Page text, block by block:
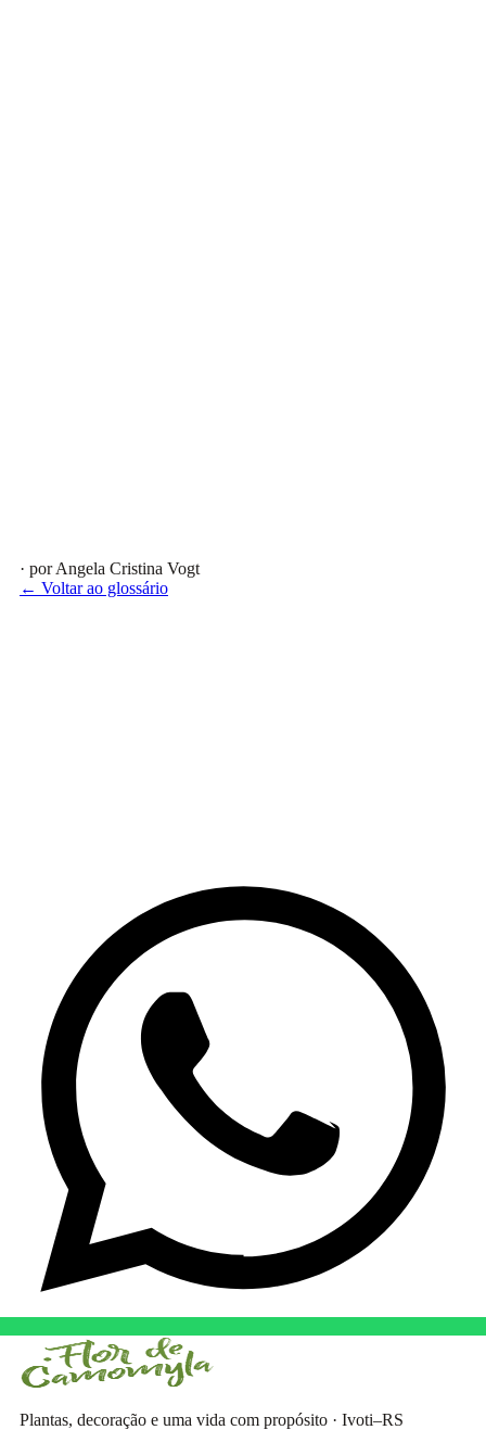
· por Angela Cristina Vogt
← Voltar ao glossário
Plantas, decoração e uma vida com propósito · Ivoti–RS